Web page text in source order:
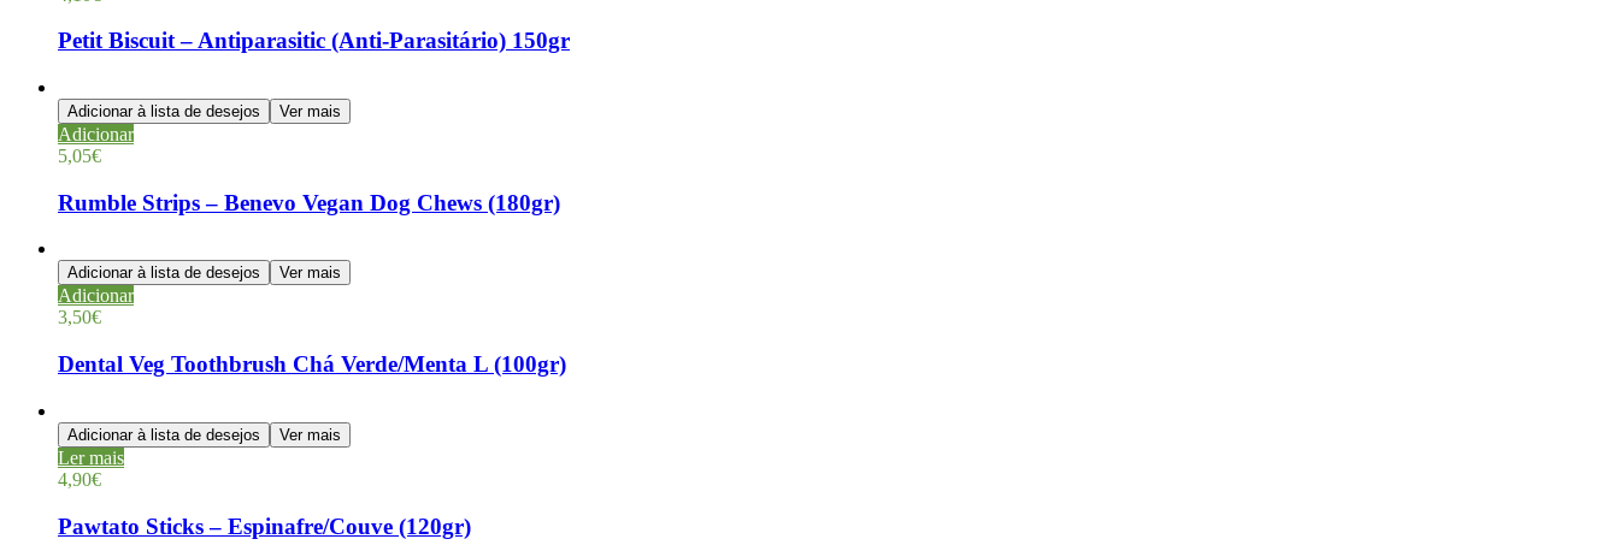
Petit Biscuit – Antiparasitic (Anti-Parasitário) 150gr
Adicionar à lista de desejos Ver mais
Adicionar
5,05€
Rumble Strips – Benevo Vegan Dog Chews (180gr)
Adicionar à lista de desejos Ver mais
Adicionar
3,50€
Dental Veg Toothbrush Chá Verde/Menta L (100gr)
Adicionar à lista de desejos Ver mais
Ler mais
4,90€
Pawtato Sticks – Espinafre/Couve (120gr)